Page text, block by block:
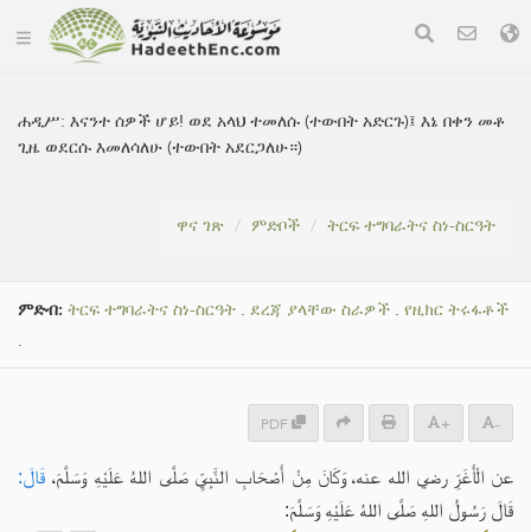
ሐዲሥ:እናንተ ሰዎች ሆይ! ወደ አላህ ተመለሱ (ተውበት አድርጉ)፤ እኔ በቀን መቶ
ጊዜ ወደርሱ እመለሳለሁ (ተውበት አደርጋለሁ።)
ዋና ገጽ ምድቦች ትርፍ ተግባራትና ስነ-ስርዓት
ምድብ: ትርፍ ተግባራትና ስነ-ስርዓት . ደረጃ ያላቸው ስራዎች . የዚክር ትሩፋቶች
.
PDF + -
عن الْأَغَرِّ رضي الله عنه، وَكَانَ مِنْ أَصْحَابِ النَّبِيِّ صَلَّى اللهُ عَلَيْهِ وَسَلَّمَ، قَالَ:
قَالَ رَسُولُ اللهِ صَلَّى اللهُ عَلَيْهِ وَسَلَّمَ: